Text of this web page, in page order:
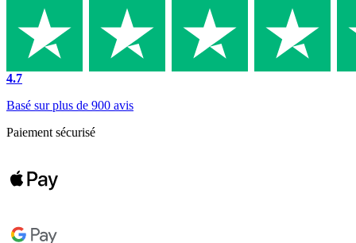
4.7
Basé sur plus de 900 avis
Paiement sécurisé